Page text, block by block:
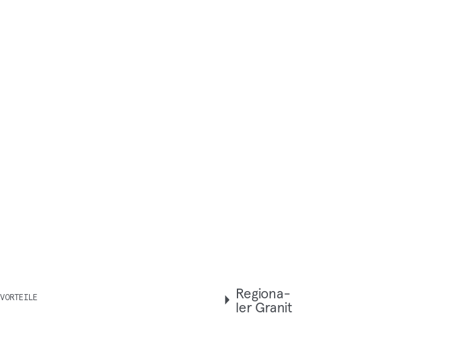
VORTEILE Regio­na­
ler Granit